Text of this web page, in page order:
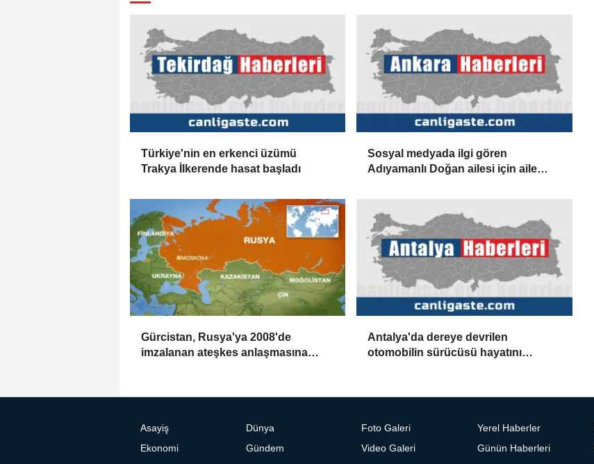
Türkiye'nin en erkenci üzümü
Trakya İlkerende hasat başladı
Sosyal medyada ilgi gören
Adıyamanlı Doğan ailesi için aile
Gürcistan, Rusya'ya 2008'de
imzalanan ateşkes anlaşmasına
Antalya'da dereye devrilen
otomobilin sürücüsü hayatını
Asayiş
Dünya
Ekonomi
Gündem
Foto Galeri
Video Galeri
Yerel Haberler
Günün Haberleri